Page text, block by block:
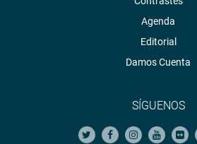
Agenda
Editorial
Damos Cuenta
SÍGUENOS